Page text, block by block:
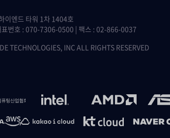
이엔드 타워 1차 1404호
번호 : 070-7306-0500 | 팩스 : 02-866-0037
TECHNOLOGIES, INC ALL RIGHTS RESERVED